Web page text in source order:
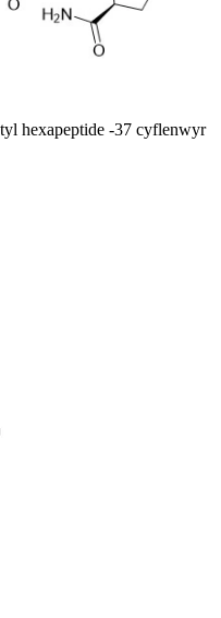
hexapeptide -37 cyflenwyr